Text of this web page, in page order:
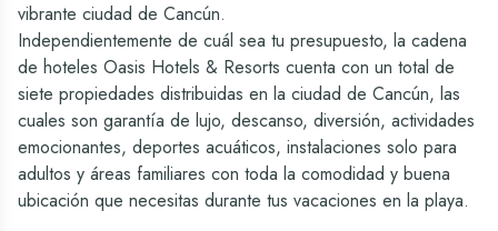
Albercas / Piscinas
Sí - Piscina mas grande de
Cancun (400 m)
Sí - Áreas especiales para niños
/ KiddO Zone
Gimnasio
Sí Sí
Tienda / Tabaqueria
Bebidas
Nacionales Nacionales
Sí
pirata para adultos)
Casino
— No
vibrante ciudad de Cancún.
Independientemente de cuál sea tu presupuesto, la cadena
de hoteles Oasis Hotels & Resorts cuenta con un total de
siete propiedades distribuidas en la ciudad de Cancún, las
cuales son garantía de lujo, descanso, diversión, actividades
emocionantes, deportes acuáticos, instalaciones solo para
adultos y áreas familiares con toda la comodidad y buena
ubicación que necesitas durante tus vacaciones en la playa.